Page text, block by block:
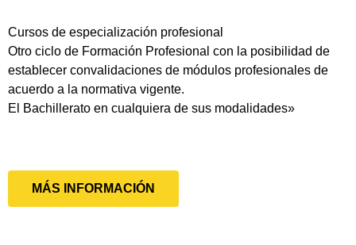
Cursos de especialización profesional
Otro ciclo de Formación Profesional con la posibilidad de
establecer convalidaciones de módulos profesionales de
acuerdo a la normativa vigente.
El Bachillerato en cualquiera de sus modalidades»
MÁS INFORMACIÓN